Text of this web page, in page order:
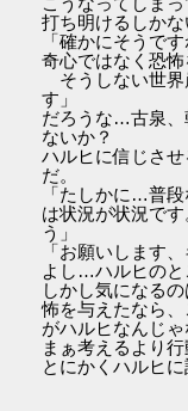
打ち明けるしか
「確かにそうで
奇心ではなく恐怖
そうしない世界
す」
だろうな…古泉、
ないか？
ハルヒに信じさ
だ。
「たしかに…普
は状況が状況で
う」
「お願いします、
よし…ハルヒのと
しかし気になる
怖を与えたなら
がハルヒなんじゃ
まぁ考えるより行
とにかくハルヒに